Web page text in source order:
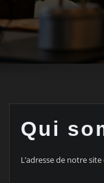
Qui
L’adresse de notre